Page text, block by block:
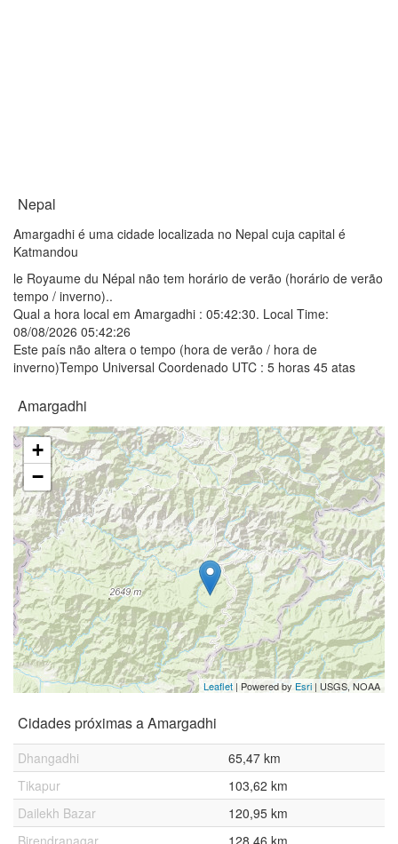
Nepal
Amargadhi é uma cidade localizada no Nepal cuja capital é
Katmandou
le Royaume du Népal não tem horário de verão (horário de verão
tempo / inverno)..
Qual a hora local em Amargadhi : 05:42:30. Local Time:
08/08/2026 05:42:26
Este país não altera o tempo (hora de verão / hora de
inverno)Tempo Universal Coordenado UTC : 5 horas 45 atas
Amargadhi
+
−
Leaflet | Powered by Esri | USGS, NOAA
Cidades próximas a Amargadhi
Dhangadhi
65,47 km
Tikapur
103,62 km
Dailekh Bazar
120,95 km
Birendranagar
128,46 km